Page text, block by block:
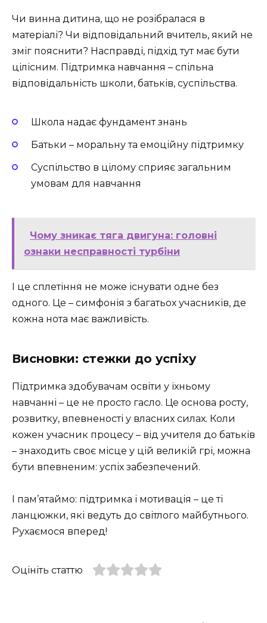
Чи винна дитина, що не розібралася в
матеріалі? Чи відповідальний вчитель, який не
зміг пояснити? Насправді, підхід тут має бути
цілісним. Підтримка навчання – спільна
відповідальність школи, батьків, суспільства.
Школа надає фундамент знань
Батьки – моральну та емоційну підтримку
Суспільство в цілому сприяє загальним
умовам для навчання
Чому зникає тяга двигуна: головні
ознаки несправності турбіни
І це сплетіння не може існувати одне без
одного. Це – симфонія з багатьох учасників, де
кожна нота має важливість.
Висновки: стежки до успіху
Підтримка здобувачам освіти у їхньому
навчанні – це не просто гасло. Це основа росту,
розвитку, впевненості у власних силах. Коли
кожен учасник процесу – від учителя до батьків
– знаходить своє місце у цій великій грі, можна
бути впевненим: успіх забезпечений.
І пам’ятаймо: підтримка і мотивація – це ті
ланцюжки, які ведуть до світлого майбутнього.
Рухаємося вперед!
Оцініть статтю